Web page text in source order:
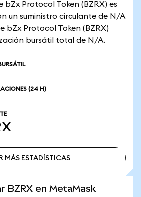
bZx Protocol Token (BZRX) es
un suministro circulante de N/A
bZx Protocol Token (BZRX)
bursátil total de N/A.
(24 H)
MÁS ESTADÍSTICAS
BZRX en MetaMask